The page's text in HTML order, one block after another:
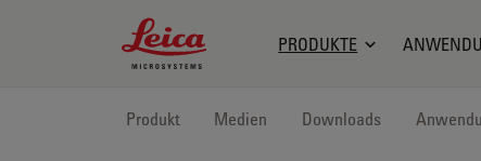
Leica Microsystems Logo
PRODUKTE
Produkt Medien Downloads